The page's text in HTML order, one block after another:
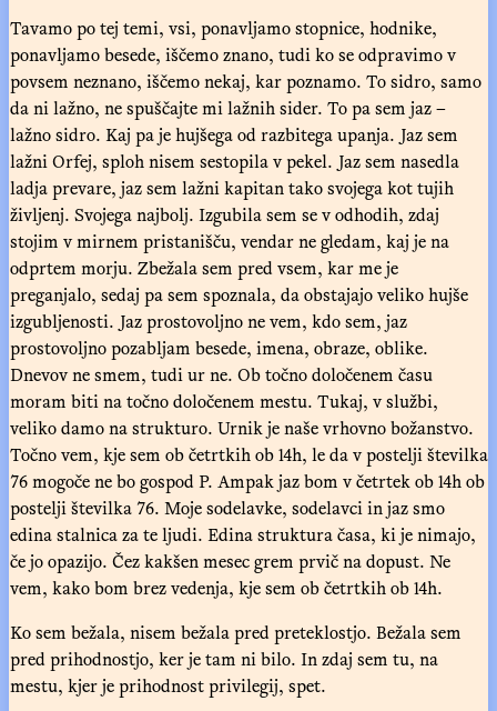
Tavamo po tej temi, vsi, ponavljamo stopnice, hodnike,
ponavljamo besede, iščemo znano, tudi ko se odpravimo v
povsem neznano, iščemo nekaj, kar poznamo. To sidro, samo
da ni lažno, ne spuščajte mi lažnih sider. To pa sem jaz –
lažno sidro. Kaj pa je hujšega od razbitega upanja. Jaz sem
lažni Orfej, sploh nisem sestopila v pekel. Jaz sem nasedla
ladja prevare, jaz sem lažni kapitan tako svojega kot tujih
življenj. Svojega najbolj. Izgubila sem se v odhodih, zdaj
stojim v mirnem pristanišču, vendar ne gledam, kaj je na
odprtem morju. Zbežala sem pred vsem, kar me je
preganjalo, sedaj pa sem spoznala, da obstajajo veliko hujše
izgubljenosti. Jaz prostovoljno ne vem, kdo sem, jaz
prostovoljno pozabljam besede, imena, obraze, oblike.
Dnevov ne smem, tudi ur ne. Ob točno določenem času
moram biti na točno določenem mestu. Tukaj, v službi,
veliko damo na strukturo. Urnik je naše vrhovno božanstvo.
Točno vem, kje sem ob četrtkih ob 14h, le da v postelji številka
76 mogoče ne bo gospod P. Ampak jaz bom v četrtek ob 14h ob
postelji številka 76. Moje sodelavke, sodelavci in jaz smo
edina stalnica za te ljudi. Edina struktura časa, ki je nimajo,
če jo opazijo. Čez kakšen mesec grem prvič na dopust. Ne
vem, kako bom brez vedenja, kje sem ob četrtkih ob 14h.
Ko sem bežala, nisem bežala pred preteklostjo. Bežala sem
pred prihodnostjo, ker je tam ni bilo. In zdaj sem tu, na
mestu, kjer je prihodnost privilegij, spet.